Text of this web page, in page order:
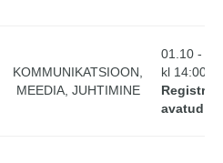
KOMMUNIKATSIOON,
MEEDIA, JUHTIMINE
01.10 -
kl 14:00 -
avatud!